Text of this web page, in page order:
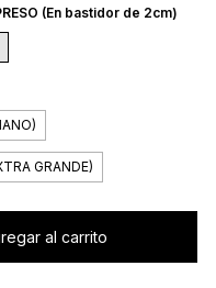
(En bastidor de 2cm)
GRANDE)